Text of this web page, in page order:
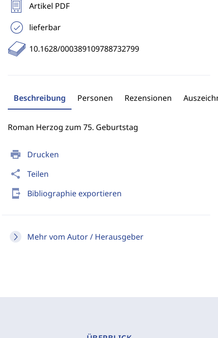
print Drucken
share Teilen
send_to_mobile Bibliographie exportieren
Mehr vom Autor / Herausgeber
Artikel PDF
lieferbar
10.1628/000389109788732799
Beschreibung Personen Rezensionen
Roman Herzog zum 75. Geburtstag